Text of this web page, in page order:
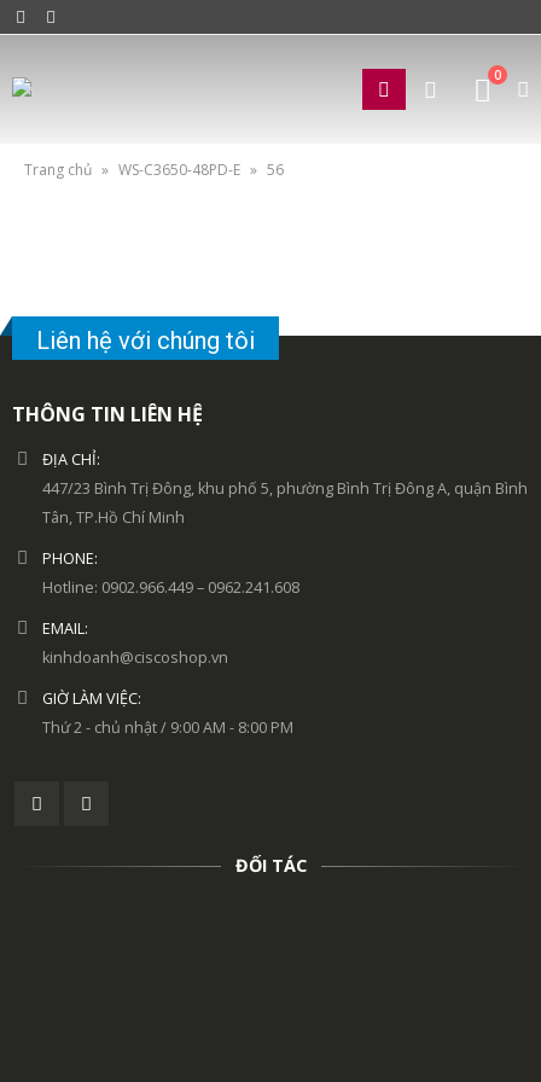
0
Trang chủ » WS-C3650-48PD-E » 56
Liên hệ với chúng tôi
THÔNG TIN LIÊN HỆ
ĐỊA CHỈ:
447/23 Bình Trị Đông, khu phố 5, phường Bình Trị Đông A, quận Bình
Tân, TP.Hồ Chí Minh
PHONE:
Hotline: 0902.966.449 – 0962.241.608
EMAIL:
kinhdoanh@ciscoshop.vn
GIỜ LÀM VIỆC:
Thứ 2 - chủ nhật / 9:00 AM - 8:00 PM
ĐỐI TÁC